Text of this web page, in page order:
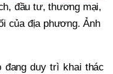
đầu tư, thương mại,
của địa phương. Ảnh
đang duy trì khai thác